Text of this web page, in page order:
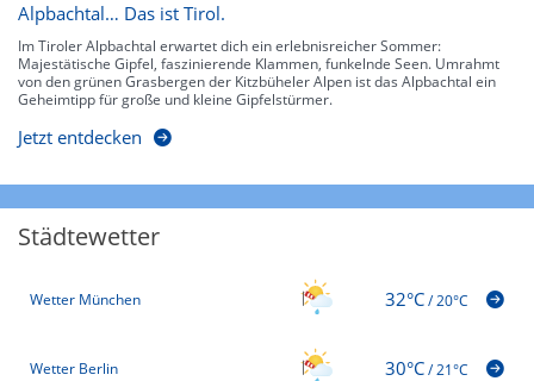
Alpbachtal… Das ist Tirol.
Im Tiroler Alpbachtal erwartet dich ein erlebnisreicher Sommer:
Majestätische Gipfel, faszinierende Klammen, funkelnde Seen. Umrahmt
von den grünen Grasbergen der Kitzbüheler Alpen ist das Alpbachtal ein
Geheimtipp für große und kleine Gipfelstürmer.
Jetzt entdecken
Städtewetter
Wetter München 32°C/20°C
Wetter Berlin 30°C/21°C